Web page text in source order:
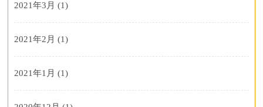
2021年3月 (1)
2021年2月 (1)
2021年1月 (1)